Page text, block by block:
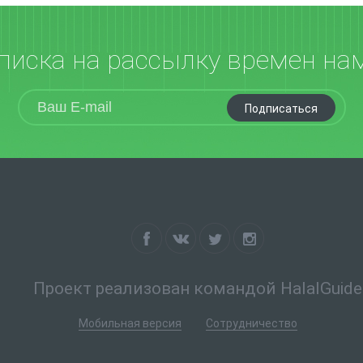
на рассылку времен
Подписаться
Проект реализован командой HalalGuide
Мобильная версия Сотрудничество